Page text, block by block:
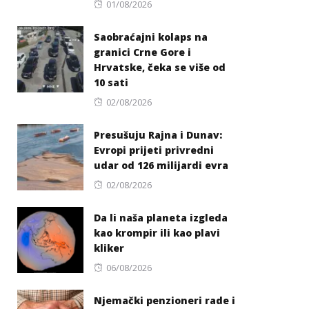
Posted
01/08/2026
Saobraćajni kolaps na
granici Crne Gore i
Hrvatske, čeka se više od
10 sati
Posted
02/08/2026
Presušuju Rajna i Dunav:
Evropi prijeti privredni
udar od 126 milijardi evra
Posted
02/08/2026
Da li naša planeta izgleda
kao krompir ili kao plavi
kliker
Posted
06/08/2026
Njemački penzioneri rade i